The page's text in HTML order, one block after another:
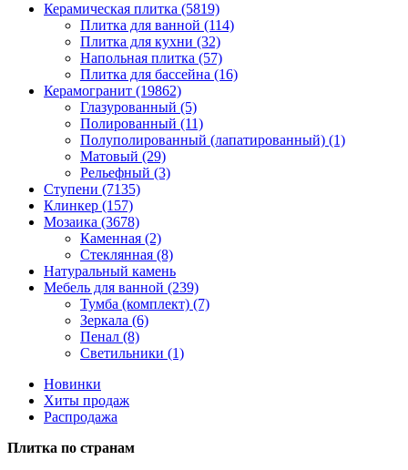
Керамическая плитка (5819)
Плитка для ванной (114)
Плитка для кухни (32)
Напольная плитка (57)
Плитка для бассейна (16)
Керамогранит (19862)
Глазурованный (5)
Полированный (11)
Полуполированный (лапатированный) (1)
Матовый (29)
Рельефный (3)
Ступени (7135)
Клинкер (157)
Мозаика (3678)
Каменная (2)
Стеклянная (8)
Натуральный камень
Мебель для ванной (239)
Тумба (комплект) (7)
Зеркала (6)
Пенал (8)
Светильники (1)
Новинки
Хиты продаж
Распродажа
Плитка по странам